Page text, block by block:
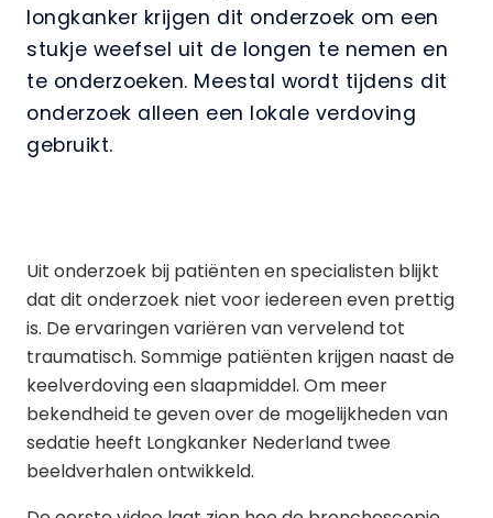
longkanker krijgen dit onderzoek om een
stukje weefsel uit de longen te nemen en
te onderzoeken. Meestal wordt tijdens dit
onderzoek alleen een lokale verdoving
gebruikt.
Uit onderzoek bij patiënten en specialisten blijkt
dat dit onderzoek niet voor iedereen even prettig
is. De ervaringen variëren van vervelend tot
traumatisch. Sommige patiënten krijgen naast de
keelverdoving een slaapmiddel. Om meer
bekendheid te geven over de mogelijkheden van
sedatie heeft Longkanker Nederland twee
beeldverhalen ontwikkeld.